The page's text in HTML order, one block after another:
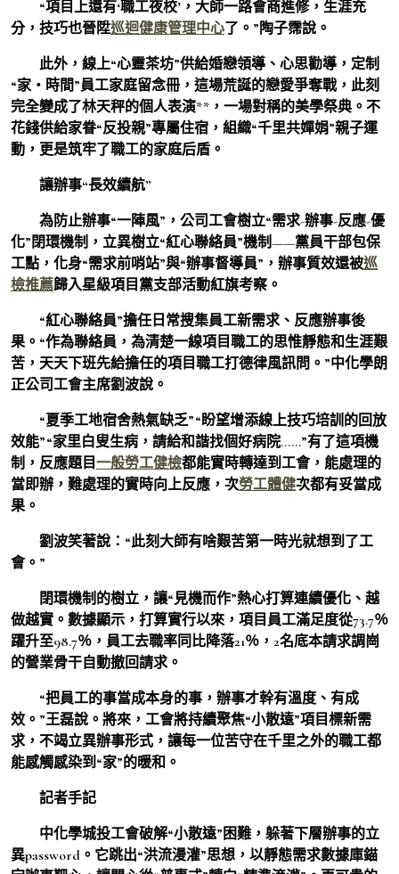
“項目上還有‘職工夜校’，大師一路會商進修，生涯充
分，技巧也晉陞巡迴健康管理中心了。”陶子霈說。
此外，線上“心靈茶坊”供給婚戀領導、心思勸導，定制
“家・時間”員工家庭留念冊，這場荒誕的戀愛爭奪戰，此刻
完全變成了林天秤的個人表演**，一場對稱的美學祭典。不
花錢供給家眷“反投親”專屬住宿，組織“千里共嬋娟”親子運
動，更是筑牢了職工的家庭后盾。
讓辦事“長效續航”
為防止辦事“一陣風”，公司工會樹立“需求-辦事-反應-優
化”閉環機制，立異樹立“紅心聯絡員”機制——黨員干部包保
工點，化身“需求前哨站”與“辦事督導員”，辦事質效還被巡
檢推薦歸入星級項目黨支部活動紅旗考察。
“紅心聯絡員”擔任日常搜集員工新需求、反應辦事後
果。“作為聯絡員，為清楚一線項目職工的思惟靜態和生涯艱
苦，天天下班先給擔任的項目職工打德律風訊問。”中化學朗
正公司工會主席劉波說。
“夏季工地宿舍熱氣缺乏”“盼望增添線上技巧培訓的回放
效能”“家里白叟生病，請給和諧找個好病院……”有了這項機
制，反應題目一般勞工健檢都能實時轉達到工會，能處理的
當即辦，難處理的實時向上反應，次勞工體健次都有妥當成
果。
劉波笑著說：“此刻大師有啥艱苦第一時光就想到了工
會。”
閉環機制的樹立，讓“見機而作”熱心打算連續優化、越
做越實。數據顯示，打算實行以來，項目員工滿足度從73.7％
躍升至98.7％，員工去職率同比降落21％，2名底本請求調崗
的營業骨干自動撤回請求。
“把員工的事當成本身的事，辦事才幹有溫度、有成
效。”王磊說。將來，工會將持續聚焦“小散遠”項目標新需
求，不竭立異辦事形式，讓每一位苦守在千里之外的職工都
能感觸感染到“家”的暖和。
記者手記
中化學城投工會破解“小散遠”困難，躲著下層辦事的立
異password。它跳出“洪流漫灌”思想，以靜態需求數據庫錨